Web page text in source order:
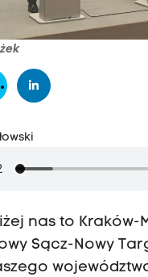
nas to Kraków-
Sącz-Nowy